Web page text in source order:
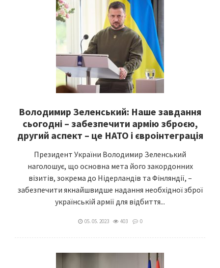
Володимир Зеленський: Наше завдання
сьогодні – забезпечити армію зброєю,
другий аспект – це НАТО і євроінтеграція
Президент України Володимир Зеленський
наголошує, що основна мета його закордонних
візитів, зокрема до Нідерландів та Фінляндії, –
забезпечити якнайшвидше надання необхідної зброї
українській армії для відбиття...
05. 05. 2023 403 0